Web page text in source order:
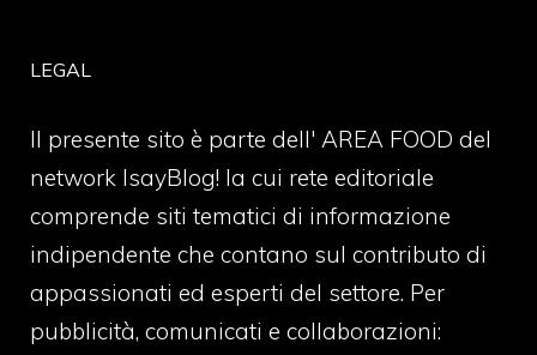
LEGAL
Il presente sito è parte dell' AREA FOOD del
network IsayBlog! la cui rete editoriale
comprende siti tematici di informazione
indipendente che contano sul contributo di
appassionati ed esperti del settore. Per
pubblicità, comunicati e collaborazioni: